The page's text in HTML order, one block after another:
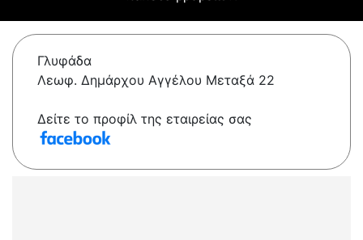
Γλυφάδα
Λεωφ. Δημάρχου Αγγέλου Μεταξά 22
Δείτε το προφίλ της εταιρείας σας